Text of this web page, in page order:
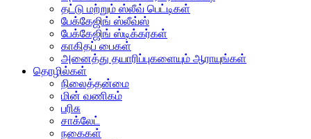
தட்டு மற்றும் ஸ்லீவ் பெட்டிகள்
பேக்கேஜிங் ஸ்லீவ்ஸ்
பேக்கேஜிங் ஸ்டிக்கர்கள்
காகிதப் பைகள்
அனைத்து தயாரிப்புகளையும் ஆராயுங்கள்
தொழில்கள்
நிலைத்தன்மை
மின் வணிகம்
பரிசு
சாக்லேட்
நகைகள்